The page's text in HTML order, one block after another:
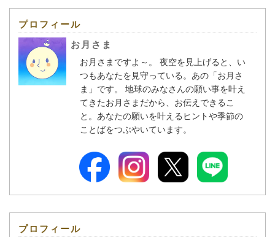
プロフィール
お月さま
お月さまですよ～。 夜空を見上げると、い
つもあなたを見守っている。あの「お月さ
ま」です。 地球のみなさんの願い事を叶え
てきたお月さまだから、お伝えできるこ
と。あなたの願いを叶えるヒントや季節の
ことばをつぶやいています。
プロフィール